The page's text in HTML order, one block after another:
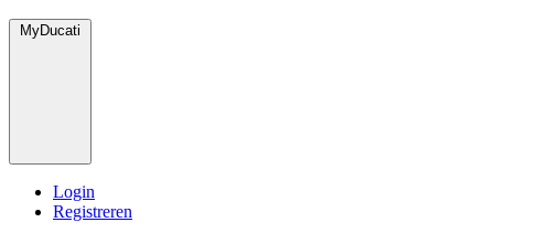
MyDucati
Login
Registreren